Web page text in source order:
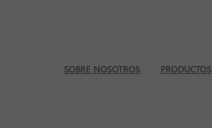
SOBRE NOSOTROS PRODUCTOS